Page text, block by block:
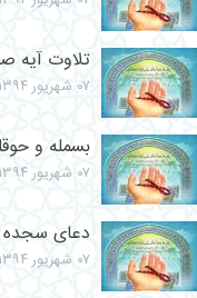
تلاوت آیه
۰۷ شهریور ۱۳۹۴
بسمله و
۰۷ شهریور ۱۳۹۴
دعای سجده
۰۷ شهریور ۱۳۹۴